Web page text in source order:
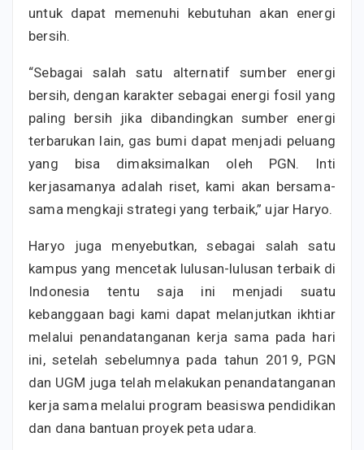
untuk dapat memenuhi kebutuhan akan energi
bersih.
“Sebagai salah satu alternatif sumber energi
bersih, dengan karakter sebagai energi fosil yang
paling bersih jika dibandingkan sumber energi
terbarukan lain, gas bumi dapat menjadi peluang
yang bisa dimaksimalkan oleh PGN. Inti
kerjasamanya adalah riset, kami akan bersama-
sama mengkaji strategi yang terbaik,” ujar Haryo.
Haryo juga menyebutkan, sebagai salah satu
kampus yang mencetak lulusan-lulusan terbaik di
Indonesia tentu saja ini menjadi suatu
kebanggaan bagi kami dapat melanjutkan ikhtiar
melalui penandatanganan kerja sama pada hari
ini, setelah sebelumnya pada tahun 2019, PGN
dan UGM juga telah melakukan penandatanganan
kerja sama melalui program beasiswa pendidikan
dan dana bantuan proyek peta udara.